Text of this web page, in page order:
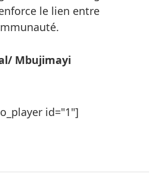
le lien entre
Mbujimayi
id="1"]